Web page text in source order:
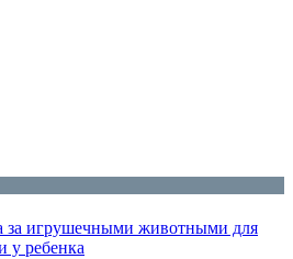
за игрушечными животными для
у ребенка